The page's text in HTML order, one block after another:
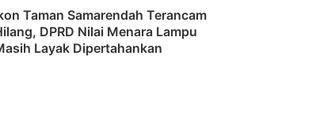
Taman Samarendah Terancam
DPRD Nilai Menara Lampu
Layak Dipertahankan